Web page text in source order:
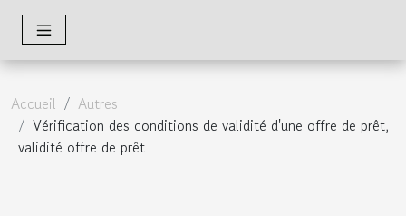
Accueil
Autres
Vérification des conditions de validité d'une offre de prêt,
validité offre de prêt